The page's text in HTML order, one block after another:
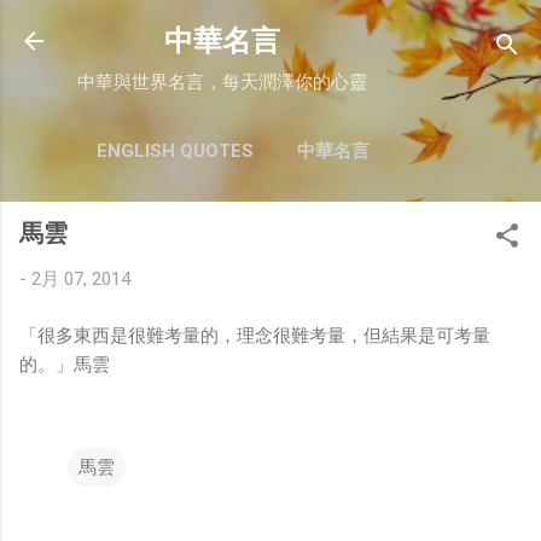
跳至主要內容
中華名言
中華與世界名言，每天潤澤你的心靈
ENGLISH QUOTES 中華名言
馬雲
- 2月 07, 2014
「很多東西是很難考量的，理念很難考量，但結果是可考量
的。」馬雲
馬雲